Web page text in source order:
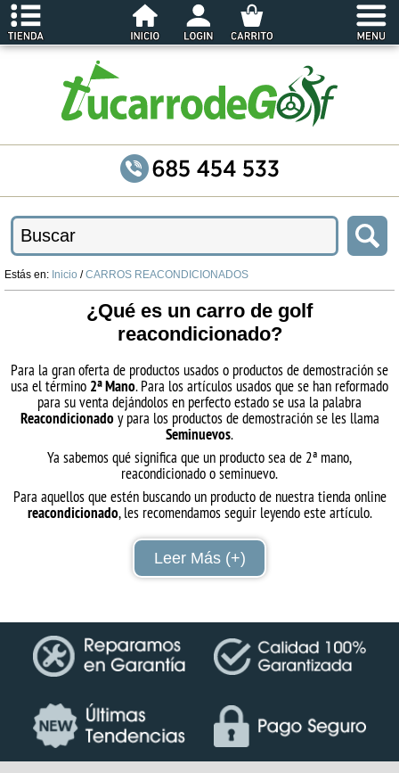
Estás en: Inicio /CARROS REACONDICIONADOS
¿Qué es un carro de golf
reacondicionado?
Para la gran oferta de productos usados o productos de demostración se
usa el término 2ª Mano. Para los artículos usados que se han reformado
para su venta dejándolos en perfecto estado se usa la palabra
Reacondicionadoy para los productos de demostración se les llama
Seminuevos.
Ya sabemos qué significa que un producto sea de 2ª mano,
reacondicionado o seminuevo.
Para aquellos que estén buscando un producto de nuestra tienda online
reacondicionado, les recomendamos seguir leyendo este artículo.
Leer Más (+)